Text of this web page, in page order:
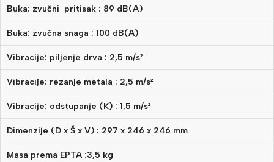
Buka: zvučni pritisak : 89 dB(A)
Buka: zvučna snaga : 100 dB(A)
Vibracije: piljenje drva : 2,5 m/s²
Vibracije: rezanje metala : 2,5 m/s²
Vibracije: odstupanje (K) : 1,5 m/s²
Dimenzije (D x Š x V) : 297 x 246 x 246 mm
Masa prema EPTA :3,5 kg